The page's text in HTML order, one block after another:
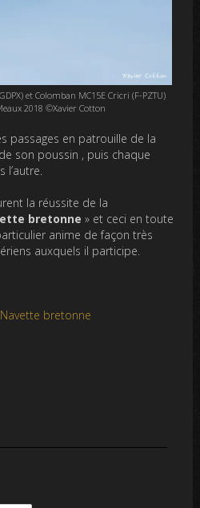
et Colomban MC15E Cricri (F-PZTU)
2018 ©Xavier Cotton
passages en patrouille de la
son poussin , puis chaque
l’autre.
la réussite de la
bretonne » et ceci en toute
anime de façon très
auxquels il participe.
bretonne